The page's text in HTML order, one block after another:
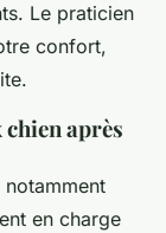
Le praticien
confort,
après
en charge